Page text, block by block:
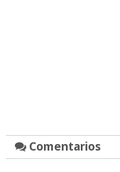
Comentarios